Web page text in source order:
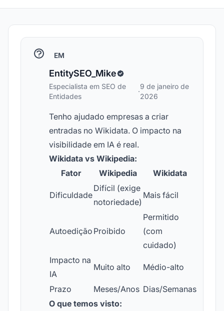
EM
EntitySEO_Mike
Especialista em SEO de
Entidades
·
9 de janeiro de
2026
Tenho ajudado empresas a criar
entradas no Wikidata. O impacto na
visibilidade em IA é real.
Wikidata vs Wikipedia:
Fator
Wikipedia Wikidata
Dificuldade
Difícil (exige
notoriedade)
Mais fácil
Autoedição Proibido
Permitido
(com
cuidado)
Impacto na
IA
Muito alto Médio-alto
Prazo Meses/Anos Dias/Semanas
O que temos visto: